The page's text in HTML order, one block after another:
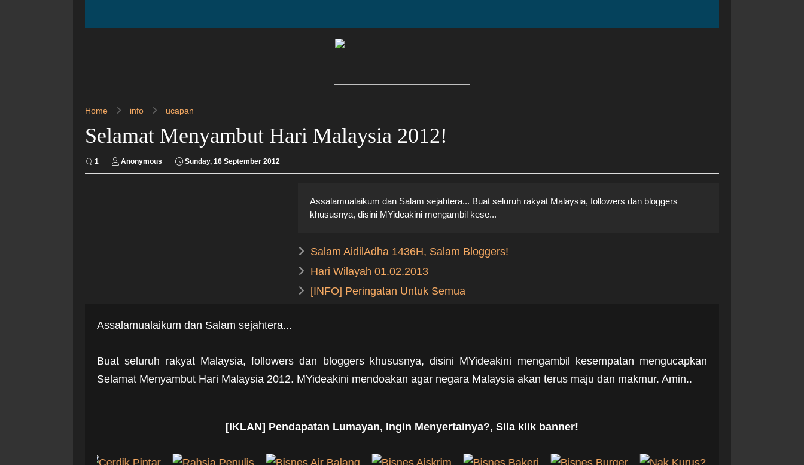
Home info ucapan
Selamat Menyambut Hari Malaysia 2012!
1 Anonymous Sunday, 16 September 2012
Assalamualaikum dan Salam sejahtera... Buat seluruh rakyat Malaysia, followers dan bloggers
khususnya, disini MYideakini mengambil kese...
Salam AidilAdha 1436H, Salam Bloggers!
Hari Wilayah 01.02.2013
[INFO] Peringatan Untuk Semua
Assalamualaikum dan Salam sejahtera...
Buat seluruh rakyat Malaysia, followers dan bloggers khususnya, disini MYideakini mengambil kesempatan mengucapkan
Selamat Menyambut Hari Malaysia 2012. MYideakini mendoakan agar negara Malaysia akan terus maju dan makmur. Amin..
[IKLAN] Pendapatan Lumayan, Ingin Menyertainya?, Sila klik banner!